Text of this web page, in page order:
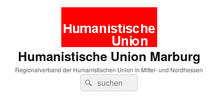
Humanistische Union Marburg
Regionalverband der Humanistischen Union in Mittel- und Nordhessen
Suche
nach:
Suchen